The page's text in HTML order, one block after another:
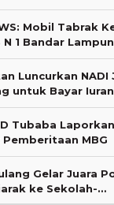
Mobil Tabrak
N 1 Bandar
Luncurkan NADI
untuk Bayar Iuran
Tubaba
MBG
Gelar Juara
ke Sekolah-…